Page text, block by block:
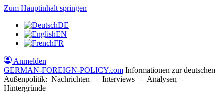
Zum Hauptinhalt springen
DE
EN
FR
Anmelden
GERMAN-FOREIGN-POLICY.com Informationen zur deutschen
Außenpolitik: Nachrichten + Interviews + Analysen +
Hintergründe